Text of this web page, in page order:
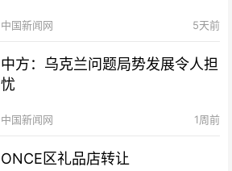
中国新闻网 5天前
中方：乌克兰问题局势发展令人担
忧
中国新闻网 1周前
ONCE区礼品店转让